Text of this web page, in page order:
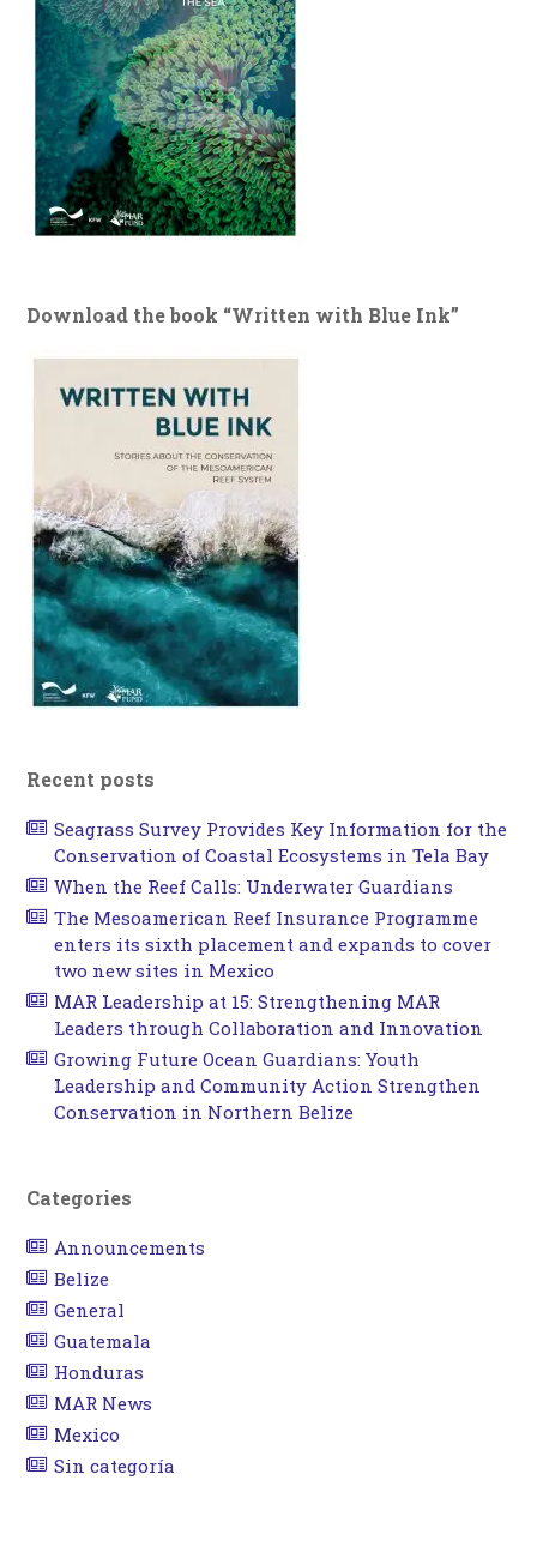
Download the book “Written with Blue Ink”
Recent posts
Seagrass Survey Provides Key Information for the
Conservation of Coastal Ecosystems in Tela Bay
When the Reef Calls: Underwater Guardians
The Mesoamerican Reef Insurance Programme
enters its sixth placement and expands to cover
two new sites in Mexico
MAR Leadership at 15: Strengthening MAR
Leaders through Collaboration and Innovation
Growing Future Ocean Guardians: Youth
Leadership and Community Action Strengthen
Conservation in Northern Belize
Categories
Announcements
Belize
General
Guatemala
Honduras
MAR News
Mexico
Sin categoría